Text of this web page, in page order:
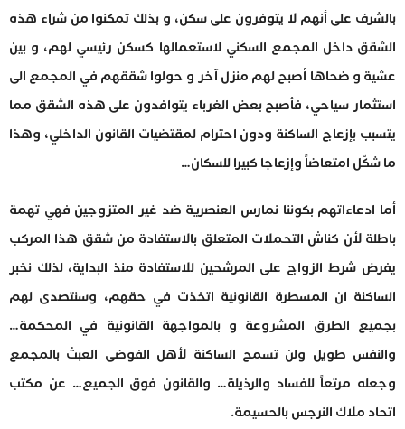
بالشرف على أنهم لا يتوفرون على سكن، و بذلك تمكنوا من شراء هذه
الشقق داخل المجمع السكني لاستعمالها كسكن رئيسي لهم، و بين
عشية و ضحاها أصبح لهم منزل آخر و حولوا شققهم في المجمع الى
استثمار سياحي، فأصبح بعض الغرباء يتوافدون على هذه الشقق مما
يتسبب بإزعاج الساكنة ودون احترام لمقتضيات القانون الداخلي، وهذا
ما شكّل امتعاضاً وإزعاجا كبيرا للسكان…
أما ادعاءاتهم بكوننا نمارس العنصرية ضد غير المتزوجين فهي تهمة
باطلة لأن كناش التحملات المتعلق بالاستفادة من شقق هذا المركب
يفرض شرط الزواج على المرشحين للاستفادة منذ البداية، لذلك نخبر
الساكنة ان المسطرة القانونية اتخذت في حقهم، وسنتصدى لهم
بجميع الطرق المشروعة و بالمواجهة القانونية في المحكمة…
والنفس طويل ولن تسمح الساكنة لأهل الفوضى العبث بالمجمع
وجعله مرتعاً للفساد والرذيلة… والقانون فوق الجميع… عن مكتب
اتحاد ملاك النرجس بالحسيمة.